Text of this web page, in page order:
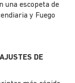
una escopeta de
y Fuego
DE